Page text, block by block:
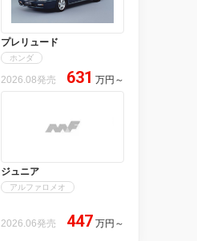
プレリュード
ホンダ
2026.08発売 631 万円 ～
ジュニア
アルファロメオ
2026.06発売 447 万円 ～